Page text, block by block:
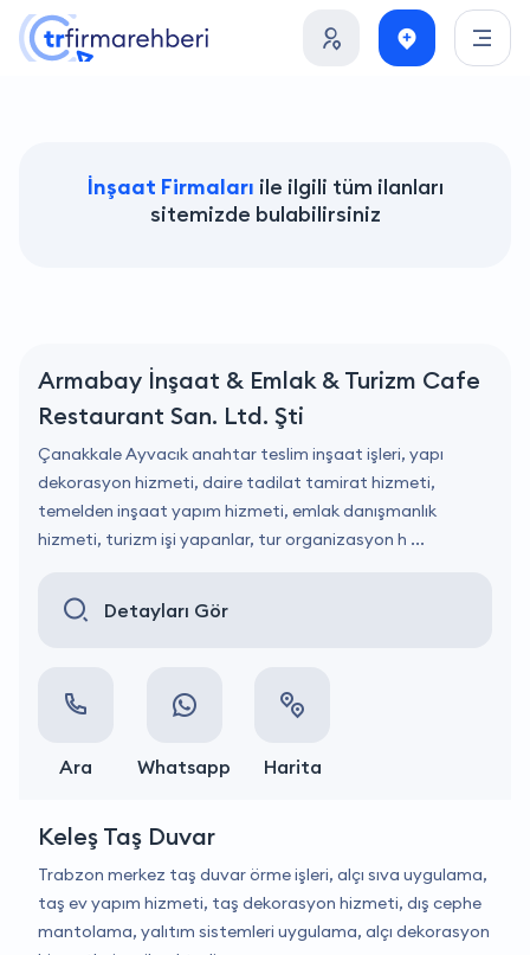
İnşaat Firmaları ile ilgili tüm ilanları
sitemizde bulabilirsiniz
Armabay İnşaat & Emlak & Turizm Cafe
Restaurant San. Ltd. Şti
Çanakkale Ayvacık anahtar teslim inşaat işleri, yapı
dekorasyon hizmeti, daire tadilat tamirat hizmeti,
temelden inşaat yapım hizmeti, emlak danışmanlık
hizmeti, turizm işi yapanlar, tur organizasyon h ...
Detayları Gör
Ara Whatsapp Harita
Keleş Taş Duvar
Trabzon merkez taş duvar örme işleri, alçı sıva uygulama,
taş ev yapım hizmeti, taş dekorasyon hizmeti, dış cephe
mantolama, yalıtım sistemleri uygulama, alçı dekorasyon